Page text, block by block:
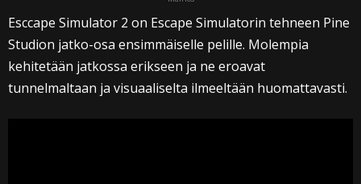
Esccape Simulator 2 on Escape Simulatorin tehneen Pine
Studion jatko-osa ensimmäiselle pelille. Molempia
kehitetään jatkossa erikseen ja ne eroavat
tunnelmaltaan ja visuaaliselta ilmeeltään huomattavasti.